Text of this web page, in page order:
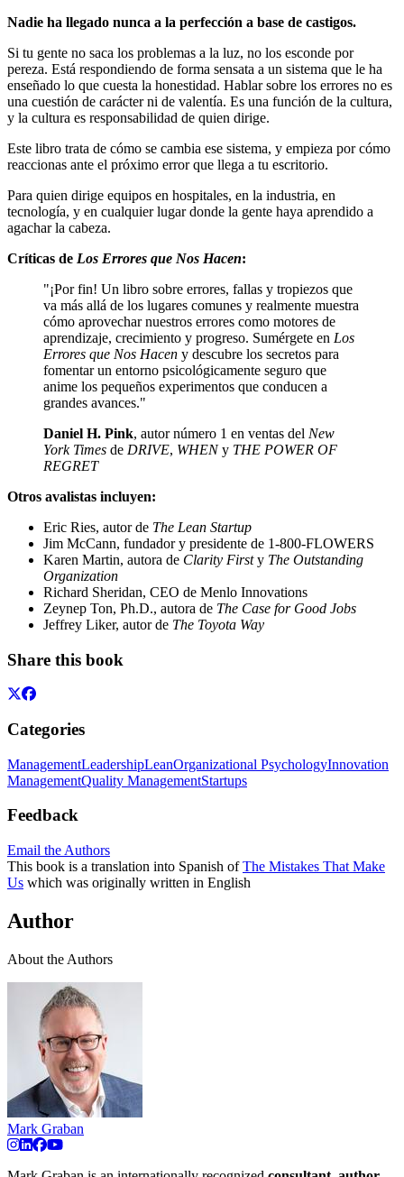
Nadie ha llegado nunca a la perfección a base de castigos.
Si tu gente no saca los problemas a la luz, no los esconde por
pereza. Está respondiendo de forma sensata a un sistema que le ha
enseñado lo que cuesta la honestidad. Hablar sobre los errores no es
una cuestión de carácter ni de valentía. Es una función de la cultura,
y la cultura es responsabilidad de quien dirige.
Este libro trata de cómo se cambia ese sistema, y empieza por cómo
reaccionas ante el próximo error que llega a tu escritorio.
Para quien dirige equipos en hospitales, en la industria, en
tecnología, y en cualquier lugar donde la gente haya aprendido a
agachar la cabeza.
Críticas de Los Errores que Nos Hacen:
"¡Por fin! Un libro sobre errores, fallas y tropiezos que
va más allá de los lugares comunes y realmente muestra
cómo aprovechar nuestros errores como motores de
aprendizaje, crecimiento y progreso. Sumérgete en Los
Errores que Nos Hacen y descubre los secretos para
fomentar un entorno psicológicamente seguro que
anime los pequeños experimentos que conducen a
grandes avances."
Daniel H. Pink, autor número 1 en ventas del New
York Times de DRIVE, WHENy THE POWER OF
REGRET
Otros avalistas incluyen:
Eric Ries, autor de The Lean Startup
Jim McCann, fundador y presidente de 1-800-FLOWERS
Karen Martin, autora de Clarity Firsty The Outstanding
Organization
Richard Sheridan, CEO de Menlo Innovations
Zeynep Ton, Ph.D., autora de The Case for Good Jobs
Jeffrey Liker, autor de The Toyota Way
Share this book
Categories
ManagementLeadershipLeanOrganizational PsychologyInnovation
ManagementQuality ManagementStartups
Feedback
Email the Authors
This book is a translation into Spanish ofThe Mistakes That Make
Us which was originally written in English
Author
About the Authors
Mark Graban